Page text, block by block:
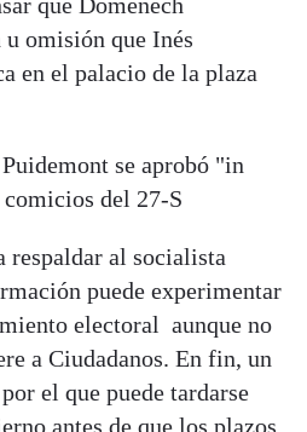
omisión que Inés
en el palacio de la plaza
se aprobó "in
del 27-S
al socialista
puede experimentar
electoral aunque no
a Ciudadanos. En fin, un
el que puede tardarse
antes de que los plazos